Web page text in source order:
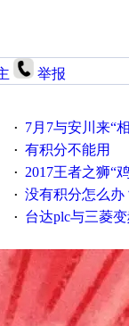
举报
· 7月7与安川来“
· 有积分不能用
· 2017王者之狮“鸡”情签到
· 没有积分怎么办
· 台达plc与三菱